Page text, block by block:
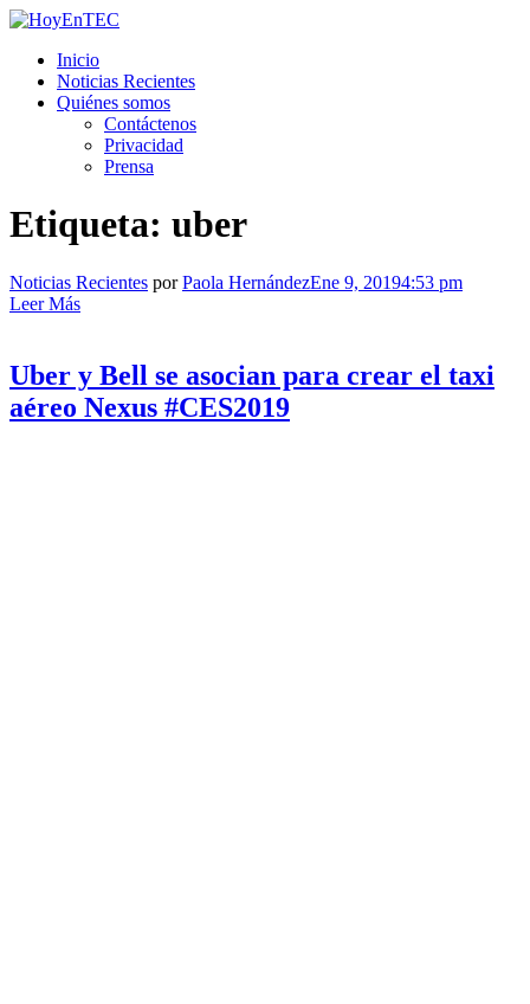
Saltar
contenido.
Inicio
Noticias Recientes
Quiénes somos
Contáctenos
Privacidad
Prensa
Etiqueta: uber
Noticias Recientes porPaola HernándezEne 9, 20194:53 pm
Leer Más
Uber y Bell se asocian para crear el taxi
aéreo Nexus #CES2019